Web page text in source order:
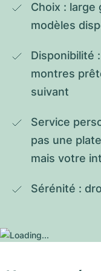
Choix : large
modèles
Disponibilité
montres
suivant
Service
pas une
mais votre
Sérénité :